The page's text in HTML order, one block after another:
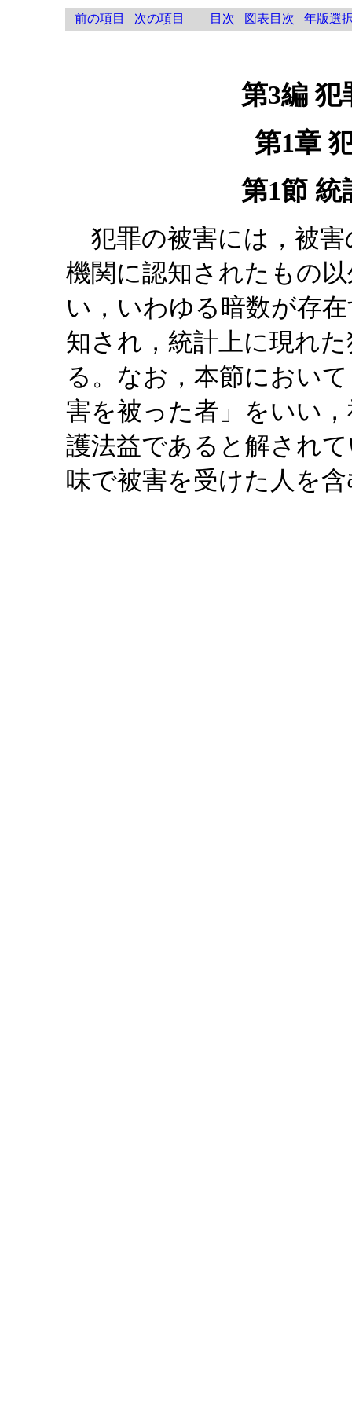
前の項目 次の項目 目次 図表目次 年版選
第3編 犯
第1章
第1節 統
犯罪の被害には，被害
機関に認知されたもの
い，いわゆる暗数が存
知され，統計上に現れ
る。なお，本節におい
害を被った者」をいい
護法益であると解され
味で被害を受けた人を